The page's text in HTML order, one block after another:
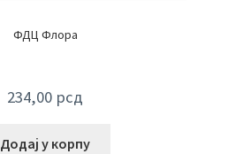
ФДЦ Флора
234,00 рсд
Додај у корпу